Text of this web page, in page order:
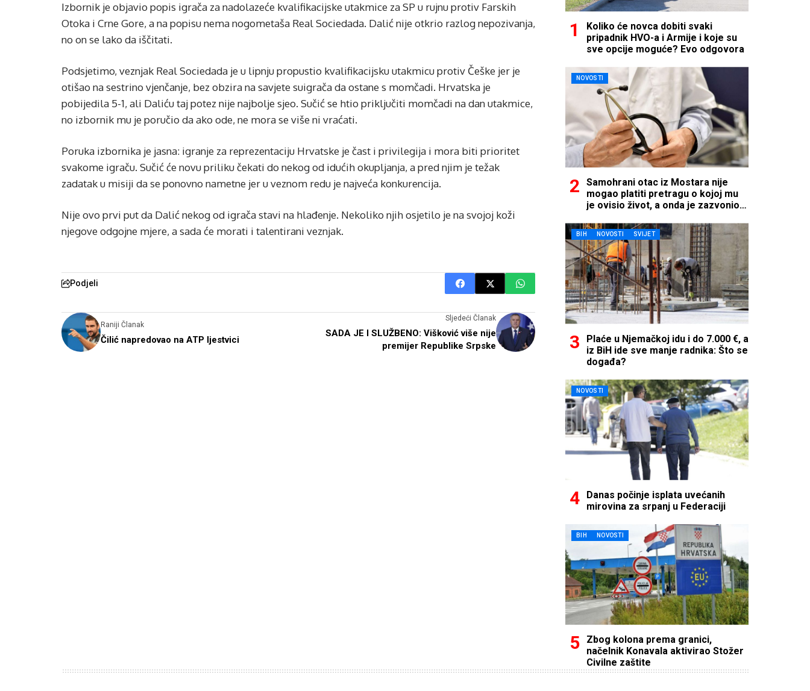
Izbornik je objavio popis igrača za nadolazeće kvalifikacijske utakmice za SP u rujnu protiv Farskih
Otoka i Crne Gore, a na popisu nema nogometaša Real Sociedada. Dalić nije otkrio razlog nepozivanja,
no on se lako da iščitati.
Podsjetimo, veznjak Real Sociedada je u lipnju propustio kvalifikacijsku utakmicu protiv Češke jer je
otišao na sestrino vjenčanje, bez obzira na savjete suigrača da ostane s momčadi. Hrvatska je
pobijedila 5-1, ali Daliću taj potez nije najbolje sjeo. Sučić se htio priključiti momčadi na dan utakmice,
no izbornik mu je poručio da ako ode, ne mora se više ni vraćati.
Poruka izbornika je jasna: igranje za reprezentaciju Hrvatske je čast i privilegija i mora biti prioritet
svakome igraču. Sučić će novu priliku čekati do nekog od idućih okupljanja, a pred njim je težak
zadatak u misiji da se ponovno nametne jer u veznom redu je najveća konkurencija.
Nije ovo prvi put da Dalić nekog od igrača stavi na hlađenje. Nekoliko njih osjetilo je na svojoj koži
njegove odgojne mjere, a sada će morati i talentirani veznjak.
Podjeli
Raniji Članak
Čilić napredovao na ATP ljestvici
Sljedeći Članak
SADA JE I SLUŽBENO: Višković više nije
premijer Republike Srpske
Koliko će novca dobiti svaki
pripadnik HVO-a i Armije i koje su
sve opcije moguće? Evo odgovora
NOVOSTI
Samohrani otac iz Mostara nije
mogao platiti pretragu o kojoj mu
je ovisio život, a onda je zazvonio
BIH NOVOSTI SVIJET
Plaće u Njemačkoj idu i do 7.000 €, a
iz BiH ide sve manje radnika: Što se
događa?
NOVOSTI
Danas počinje isplata uvećanih
mirovina za srpanj u Federaciji
BIH NOVOSTI
Zbog kolona prema granici,
načelnik Konavala aktivirao Stožer
Civilne zaštite